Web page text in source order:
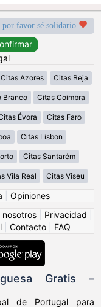
por favor sé solidario
Citas Azores Citas Beja
Branco Citas Coimbra
Évora Citas Faro
Citas Lisbon
Citas Santarém
Vila Real Citas Viseu
Opiniones
Privacidad
Contacto FAQ
Gratis –
de Portugal para